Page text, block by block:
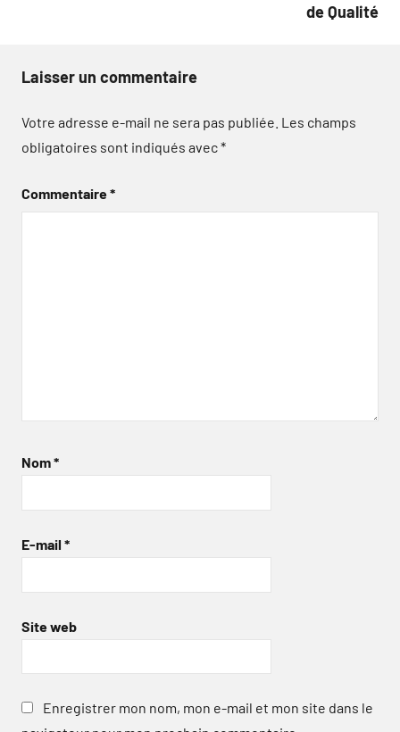
de Qualité
Laisser un commentaire
Votre adresse e-mail ne sera pas publiée. Les champs
obligatoires sont indiqués avec*
Commentaire*
Nom*
E-mail *
Site web
Enregistrer mon nom, mon e-mail et mon site dans le